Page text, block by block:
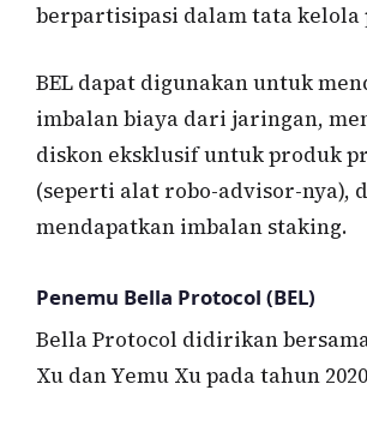
berpartisipasi dalam tata
BEL dapat digunakan untuk
imbalan biaya dari jaringan,
diskon eksklusif untuk produk
(seperti alat robo-advisor-nya),
mendapatkan imbalan staking.
Penemu Bella Protocol (BEL)
Bella Protocol didirikan
Xu dan Yemu Xu pada tahun